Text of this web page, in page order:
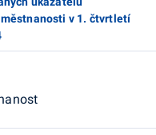
v 1. čtvrtletí